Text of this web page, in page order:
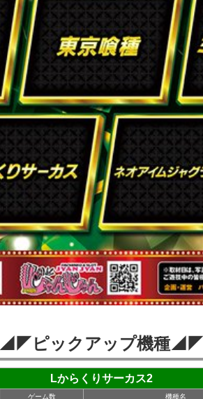
◢◤ピックアップ機種◢◤
Lからくりサーカス2
ゲーム数 機種名